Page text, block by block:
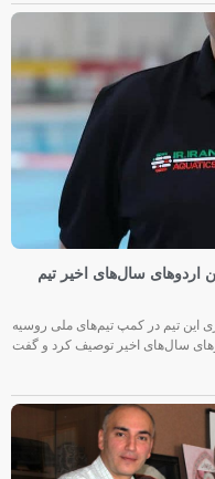
اردوهای سال‌های اخیر تیم
این تیم در کمپ تیم‌های ملی روسیه
سال‌های اخیر توصیف کرد و گفت